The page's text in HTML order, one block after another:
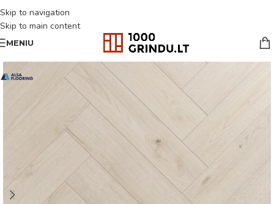
Skip to navigation
Skip to main content
MENIU